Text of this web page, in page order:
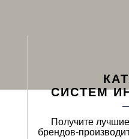
СИСТЕМ
Получите
брендов-